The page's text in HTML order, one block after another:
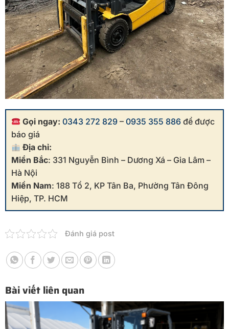
Gọi ngay: 0343 272 829 –0935 355 886 để được
báo giá
Địa chỉ:
Miền Bắc: 331 Nguyễn Bình – Dương Xá – Gia Lâm –
Hà Nội
Miền Nam: 188 Tổ 2, KP Tân Ba, Phường Tân Đông
Hiệp, TP. HCM
Đánh giá post
Bài viết liên quan